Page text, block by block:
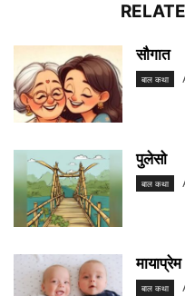
सौगात
बाल कथा
पुलेसो
बाल कथा
मायाप्रेम
बाल कथा